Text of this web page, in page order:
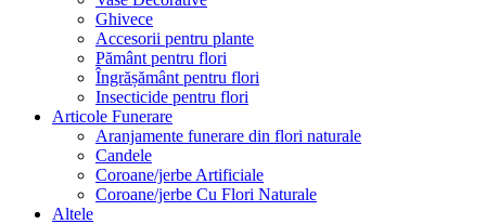
Ghivece
Accesorii pentru plante
Pământ pentru flori
Îngrășământ pentru flori
Insecticide pentru flori
Articole Funerare
Aranjamente funerare din flori naturale
Candele
Coroane/jerbe Artificiale
Coroane/jerbe Cu Flori Naturale
Altele